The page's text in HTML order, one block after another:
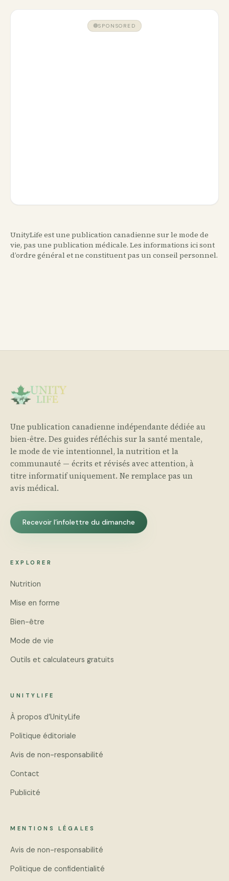
SPONSORED
UnityLife est une publication canadienne sur le mode de
vie, pas une publication médicale. Les informations ici sont
d’ordre général et ne constituent pas un conseil personnel.
Une publication canadienne indépendante dédiée au
bien-être. Des guides réfléchis sur la santé mentale,
le mode de vie intentionnel, la nutrition et la
communauté — écrits et révisés avec attention, à
titre informatif uniquement. Ne remplace pas un
avis médical.
Recevoir l’infolettre du dimanche
EXPLORER
Nutrition
Mise en forme
Bien-être
Mode de vie
Outils et calculateurs gratuits
UNITYLIFE
À propos d’UnityLife
Politique éditoriale
Avis de non-responsabilité
Contact
Publicité
MENTIONS LÉGALES
Avis de non-responsabilité
Politique de confidentialité